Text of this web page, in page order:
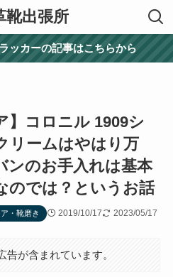
靴出張所
ッカーの記事はこちらから
】コロニル 1909シ
リームはやはり万
ンのお手入れは基本
のでは？というお話
・靴磨き 2019/10/17 2023/05/17
告が含まれています。